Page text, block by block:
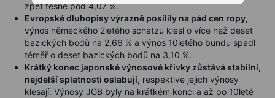
zpět těsně pod 4,07 %.
Evropské dluhopisy výrazně posílily na pád cen ropy,
výnos německého 2letého schatzu klesl o více než deset
bazických bodů na 2,66 % a výnos 10letého bundu spadl
téměř o deset bazických bodů na 3,10 %.
Krátký konec japonské výnosové křivky zůstává stabilní,
nejdelší splatnosti oslabují, respektive jejich výnosy
klesají. Výnosy JGB byly na krátkém konci a až po 10leté